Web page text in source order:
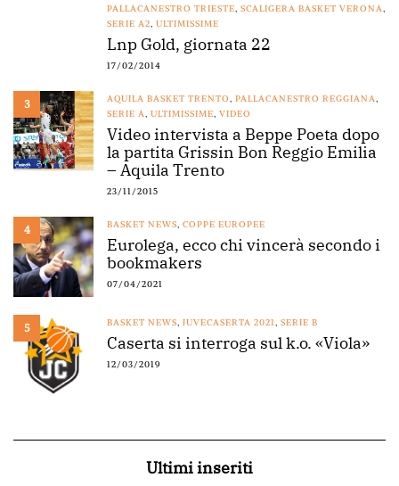
PALLACANESTRO TRIESTE, SCALIGERA BASKET VERONA,
SERIE A2, ULTIMISSIME
Lnp Gold, giornata 22
17/02/2014
3 AQUILA BASKET TRENTO, PALLACANESTRO REGGIANA,
SERIE A, ULTIMISSIME, VIDEO
Video intervista a Beppe Poeta dopo
la partita Grissin Bon Reggio Emilia
– Aquila Trento
23/11/2015
4 BASKET NEWS, COPPE EUROPEE
Eurolega, ecco chi vincerà secondo i
bookmakers
07/04/2021
5 BASKET NEWS, JUVECASERTA 2021, SERIE B
Caserta si interroga sul k.o. «Viola»
12/03/2019
Ultimi inseriti